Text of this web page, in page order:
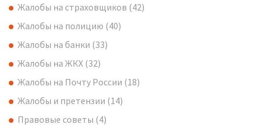
Жалобы на страховщиков (42)
Жалобы на полицию (40)
Жалобы на банки (33)
Жалобы на ЖКХ (32)
Жалобы на Почту России (18)
Жалобы и претензии (14)
Правовые советы (4)